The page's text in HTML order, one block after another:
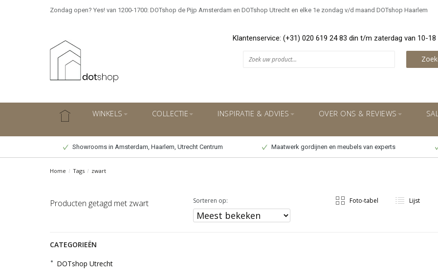
Zondag open? Yes! van 1200-1700: DOTshop de Pijp Amsterdam en DOTshop Utrecht en elke 1e zondag v/d maand DOTshop Haarlem
Klantenservice: (+31) 020 619 24 83 din t/m zaterdag van 10-18
WINKELS COLLECTIE INSPIRATIE & ADVIES OVER ONS & REVIEWS
Showrooms in Amsterdam, Haarlem, Utrecht Centrum Maatwerk gordijnen en meubels van experts
Home / Tags / zwart
Producten getagd met zwart Sorteren op: Foto-tabel Lijst
CATEGORIEËN
DOTshop Utrecht